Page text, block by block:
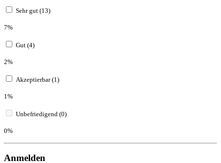
Sehr gut (13)
7%
Gut (4)
2%
Akzeptierbar (1)
1%
Unbefriedigend (0)
0%
Anmelden